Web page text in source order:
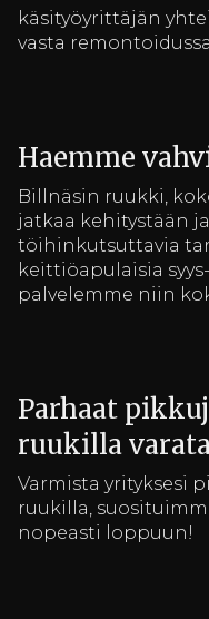
käsityöyrittäjän
vasta
Haemme
Billnäsin ruukki,
jatkaa kehitystään
töihinkutsuttavia
keittiöapulaisia
palvelemme niin
Parhaat
ruukilla
Varmista yrityksesi
ruukilla,
nopeasti loppuun!